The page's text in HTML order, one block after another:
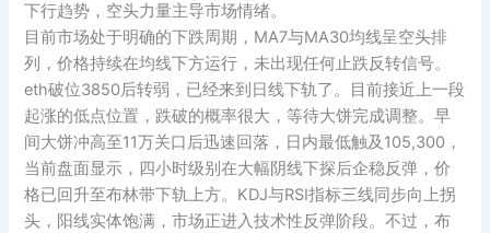
下行趋势，空头力量主导市场情绪。
目前市场处于明确的下跌周期，MA7与MA30均线呈空头排
列，价格持续在均线下方运行，未出现任何止跌反转信号。
eth破位3850后转弱，已经来到日线下轨了。目前接近上一段
起涨的低点位置，跌破的概率很大，等待大饼完成调整。早
间大饼冲高至11万关口后迅速回落，日内最低触及105,300，
当前盘面显示，四小时级别在大幅阴线下探后企稳反弹，价
格已回升至布林带下轨上方。KDJ与RSI指标三线同步向上拐
头，阳线实体饱满，市场正进入技术性反弹阶段。不过，布